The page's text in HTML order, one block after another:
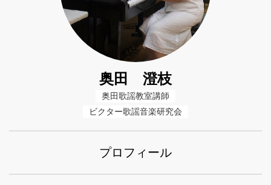
奥田 澄枝
奥田歌謡教室講師
ビクター歌謡音楽研究会
プロフィール